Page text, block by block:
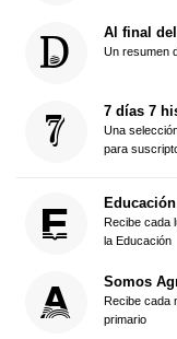
Al final
Un resumen
7 días 7
Una
para
Educación
Recibe cada
la Educación
Somos
Recibe cada
primario